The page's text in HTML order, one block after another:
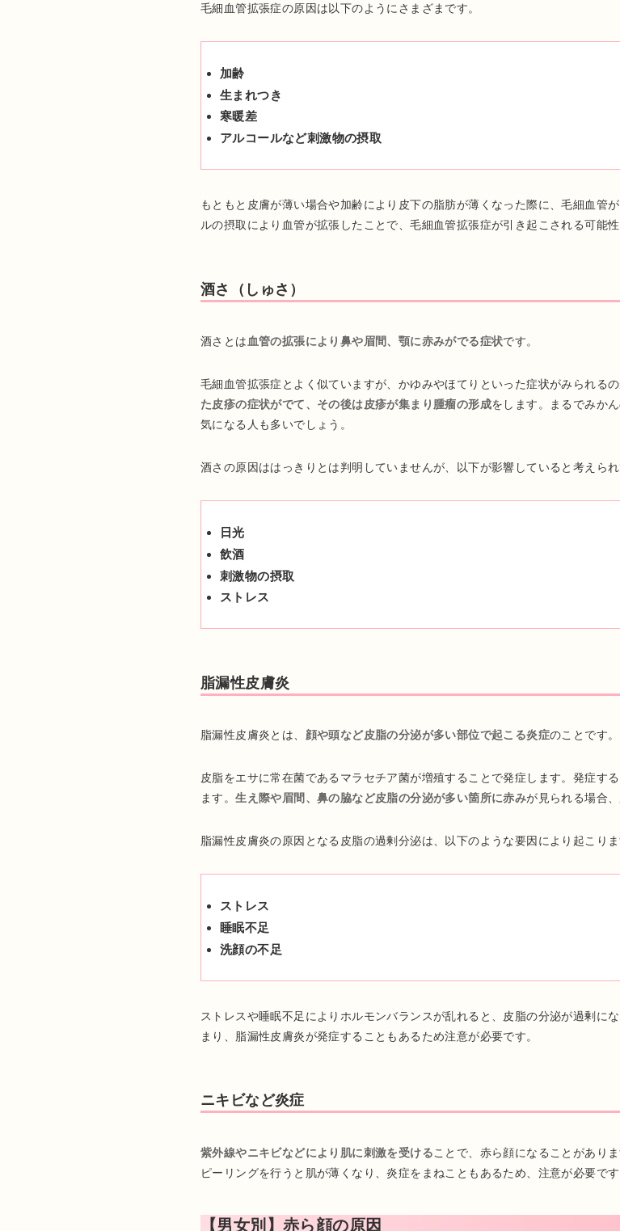
毛細血管拡張症の原因は以下のようにさまざまです。
加齢
生まれつき
寒暖差
アルコールなど刺激物の摂取
もともと皮膚が薄い場合や加齢により皮下の脂肪が薄くなった際に、毛細血管
ルの摂取により血管が拡張したことで、毛細血管拡張症が引き起こされる可能性
酒さ（しゅさ）
酒さとは 血管の拡張により鼻や眉間、顎に赤みがでる症状です。
毛細血管拡張症とよく似ていますが、かゆみやほてりといった症状がみられるの
た皮疹の症状がでて、その後は皮疹が集まり腫瘤の形成をします。まるでみか
気になる人も多いでしょう。
酒さの原因ははっきりとは判明していませんが、以下が影響していると考えられ
日光
飲酒
刺激物の摂取
ストレス
脂漏性皮膚炎
脂漏性皮膚炎とは、 顔や頭など皮脂の分泌が多い部位で起こる炎症のことです。
皮脂をエサに常在菌であるマラセチア菌が増殖することで発症します。発症す
ます。生え際や眉間、鼻の脇など皮脂の分泌が多い箇所に赤みが見られる場合
脂漏性皮膚炎の原因となる皮脂の過剰分泌は、以下のような要因により起こりま
ストレス
睡眠不足
洗顔の不足
ストレスや睡眠不足によりホルモンバランスが乱れると、皮脂の分泌が過剰に
まり、脂漏性皮膚炎が発症することもあるため注意が必要です。
ニキビなど炎症
紫外線やニキビなどにより肌に刺激を受けることで、赤ら顔になることがあり
ピーリングを行うと肌が薄くなり、炎症をまねこともあるため、注意が必要です
【男女別】赤ら顔の原因